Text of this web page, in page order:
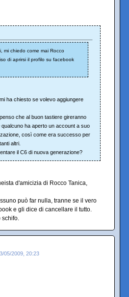
mi chiedo come mai Rocco
di aprirsi il profilo su facebook
ha chiesto se volevo aggiungere
che al buon tastiere gireranno
ha aperto un account a suo
così come era successo per
altri.
il C6 di nuova generazione?
d'amicizia di Rocco Tanica,
può far nulla, tranne se il vero
e gli dice di cancellare il tutto.
schifo.
05/2009, 20:23